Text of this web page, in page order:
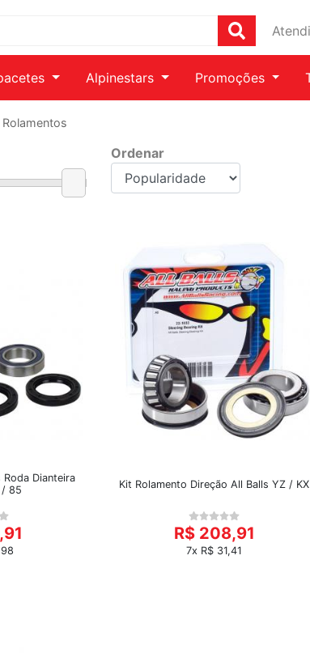
Alpinestars Promoções
Rolamentos
Ordenar
Roda Dianteira
/ 85
Kit Rolamento Direção All Balls YZ / KX
R$ 208,91
7x R$ 31,41